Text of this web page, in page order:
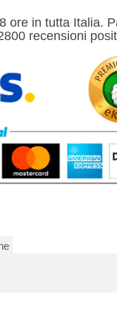
ore in tutta Italia.
recensioni